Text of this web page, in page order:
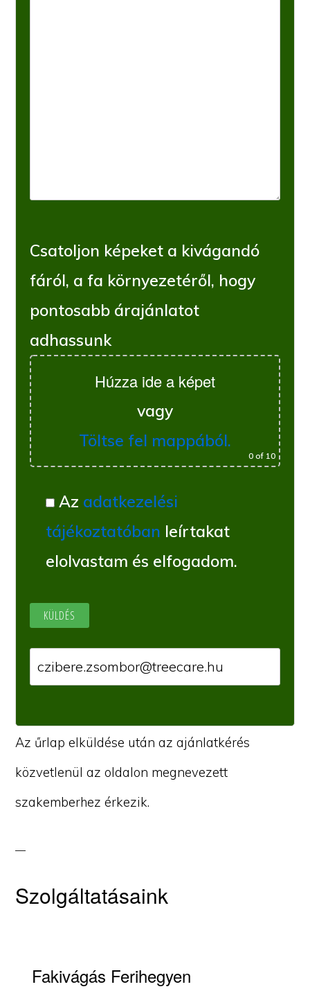
Csatoljon képeket a kivágandó
fáról, a fa környezetéről, hogy
pontosabb árajánlatot
adhassunk
Húzza ide a képet
vagy
Töltse fel mappából.
0of 10
Az adatkezelési
tájékoztatóban leírtakat
elolvastam és elfogadom.
Az űrlap elküldése után az ajánlatkérés
közvetlenül az oldalon megnevezett
szakemberhez érkezik.
Szolgáltatásaink
Fakivágás Ferihegyen